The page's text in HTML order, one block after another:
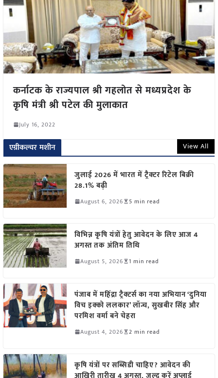
कर्नाटक के राज्यपाल श्री गहलोत से मध्यप्रदेश के
कृषि मंत्री श्री पटेल की मुलाकात
July 16, 2022
एग्रीकल्चर मशीन View All
जुलाई 2026 में भारत में ट्रैक्टर रिटेल बिक्री
28.1% बढ़ी
August 6, 2026 5 min read
विभिन्न कृषि यंत्रों हेतु आवेदन के लिए आज 4
अगस्त तक अंतिम तिथि
August 5, 2026 1 min read
पंजाब में महिंद्रा ट्रैक्टर्स का नया अभियान ‘दुनिया
विच इक्को ललकार’ लॉन्च, सुखबीर सिंह और
परमिश वर्मा बने चेहरा
August 4, 2026 2 min read
कृषि यंत्रों पर सब्सिडी चाहिए? आवेदन की